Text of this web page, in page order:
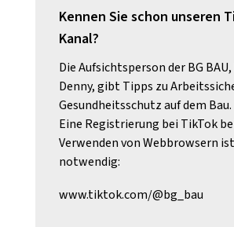
Kennen Sie schon unseren
Kanal?
Die Aufsichtsperson der BG
Denny, gibt Tipps zu
Gesundheitsschutz auf dem Bau.
Eine Registrierung bei TikTok
Verwenden von Webbrowsern
notwendig:
www.tiktok.com/@bg_bau